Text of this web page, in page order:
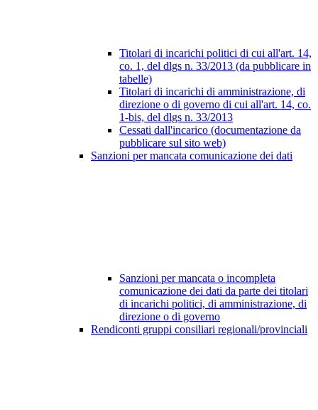
Titolari di incarichi politici di cui all'art. 14,
co. 1, del dlgs n. 33/2013 (da pubblicare in
tabelle)
Titolari di incarichi di amministrazione, di
direzione o di governo di cui all'art. 14, co.
1-bis, del dlgs n. 33/2013
Cessati dall'incarico (documentazione da
pubblicare sul sito web)
Sanzioni per mancata comunicazione dei dati
Sanzioni per mancata o incompleta
comunicazione dei dati da parte dei titolari
di incarichi politici, di amministrazione, di
direzione o di governo
Rendiconti gruppi consiliari regionali/provinciali